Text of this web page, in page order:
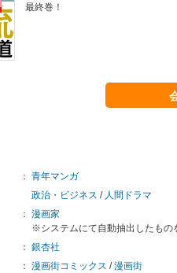
最終巻！
： 青年マンガ
政治・ビジネス / 人間ドラマ
： 漫画家
※システムにて自動抽出したもの
： 銀杏社
： 漫画街コミックス /漫画街